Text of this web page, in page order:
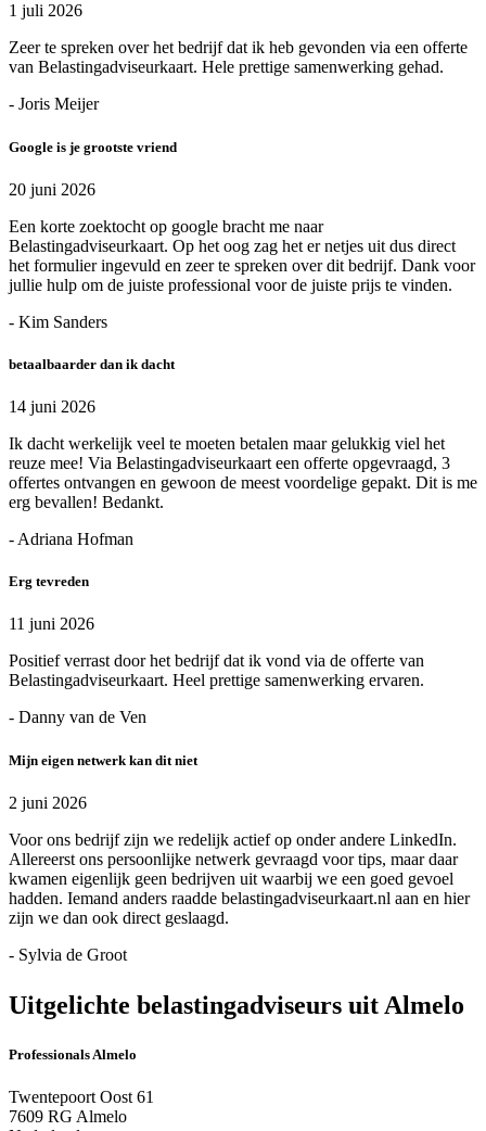
1 juli 2026
Zeer te spreken over het bedrijf dat ik heb gevonden via een offerte
van Belastingadviseurkaart. Hele prettige samenwerking gehad.
- Joris Meijer
Google is je grootste vriend
20 juni 2026
Een korte zoektocht op google bracht me naar
Belastingadviseurkaart. Op het oog zag het er netjes uit dus direct
het formulier ingevuld en zeer te spreken over dit bedrijf. Dank voor
jullie hulp om de juiste professional voor de juiste prijs te vinden.
- Kim Sanders
betaalbaarder dan ik dacht
14 juni 2026
Ik dacht werkelijk veel te moeten betalen maar gelukkig viel het
reuze mee! Via Belastingadviseurkaart een offerte opgevraagd, 3
offertes ontvangen en gewoon de meest voordelige gepakt. Dit is me
erg bevallen! Bedankt.
- Adriana Hofman
Erg tevreden
11 juni 2026
Positief verrast door het bedrijf dat ik vond via de offerte van
Belastingadviseurkaart. Heel prettige samenwerking ervaren.
- Danny van de Ven
Mijn eigen netwerk kan dit niet
2 juni 2026
Voor ons bedrijf zijn we redelijk actief op onder andere LinkedIn.
Allereerst ons persoonlijke netwerk gevraagd voor tips, maar daar
kwamen eigenlijk geen bedrijven uit waarbij we een goed gevoel
hadden. Iemand anders raadde belastingadviseurkaart.nl aan en hier
zijn we dan ook direct geslaagd.
- Sylvia de Groot
Uitgelichte belastingadviseurs uit Almelo
Professionals Almelo
Twentepoort Oost 61
7609 RG Almelo